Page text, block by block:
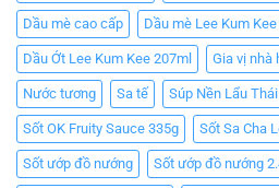
Dầu mè cao cấp Dầu mè Lee Kum Kee
Dầu Ớt Lee Kum Kee 207ml Gia vị nhà
Nước tương Sa tế Súp Nền Lẩu
Sốt OK Fruity Sauce 335g Sốt Sa Cha
Sốt ướp đồ nướng Sốt ướp đồ nướng